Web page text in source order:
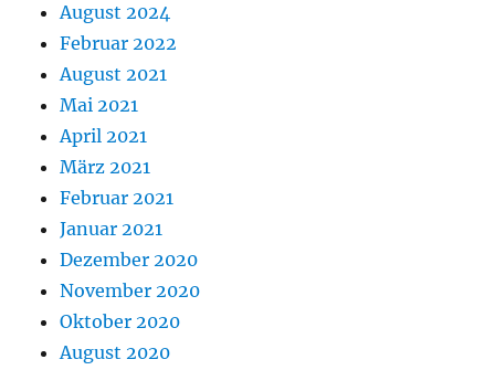
August 2024
Februar 2022
August 2021
Mai 2021
April 2021
März 2021
Februar 2021
Januar 2021
Dezember 2020
November 2020
Oktober 2020
August 2020